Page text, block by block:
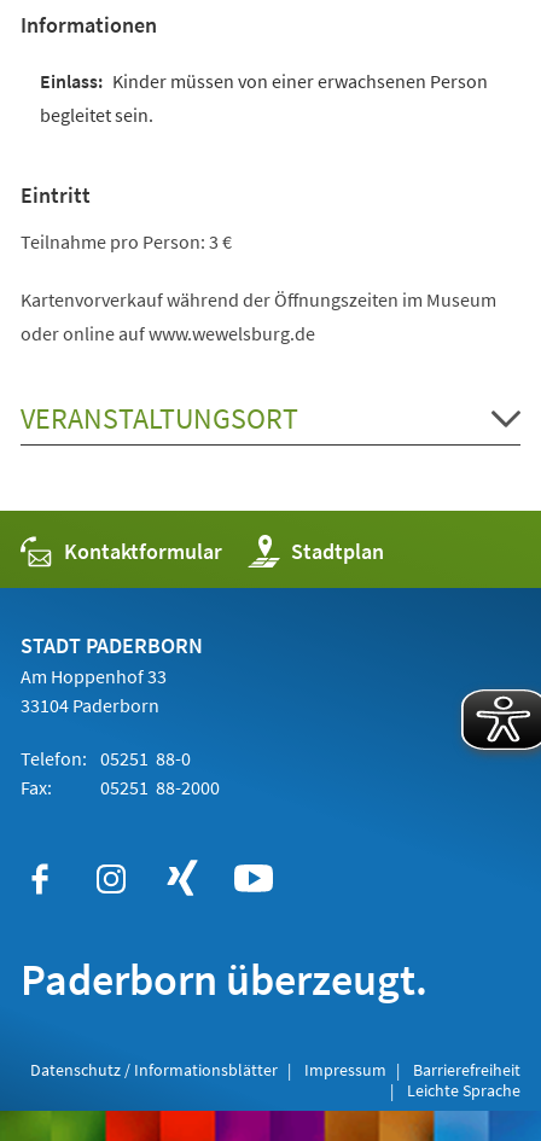
Informationen
Kinder müssen von einer erwachsenen Person
begleitet sein.
Eintritt
Teilnahme pro Person: 3 €
Kartenvorverkauf während der Öffnungszeiten im Museum
oder online auf www.wewelsburg.de
VERANSTALTUNGSORT
Kontaktformular Stadtplan
(Öffnet
in
einem
STADT PADERBORN
Am Hoppenhof 33
33104 Paderborn
Telefon: 05251 88-0
Fax:
05251 88-2000
Paderborn überzeugt.
Datenschutz / Informationsblätter Impressum
Barrierefreiheit
Leichte Sprache